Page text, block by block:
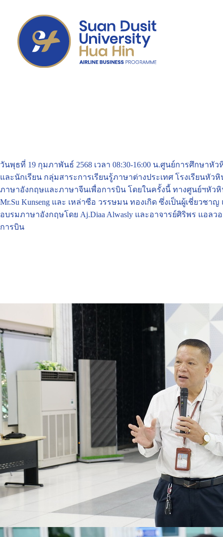
วันพุธที่ 19 กุมภาพันธ์ 2568 เวลา 08:30-16:00 น.ศูนย์การศึกษา
และนักเรียน กลุ่มสาระการเรียนรู้ภาษาต่างประเทศ โรงเรียนหั
ภาษาอังกฤษและภาษาจีนเพื่อการบิน โดยในครั้งนี้ ทางศูนย์ฯหัว
Mr.Su Kunseng และ เหล่าซือ วรรษมน ทองเกิด ซึ่งเป็นผู้เชี่ยว
อบรมภาษาอังกฤษโดย Aj.Diaa Alwasly และอาจารย์ศิริพร แอล
การบิน